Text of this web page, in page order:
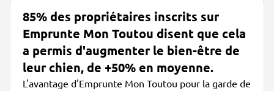
85% des propriétaires inscrits sur
Emprunte Mon Toutou disent que cela
a permis d'augmenter le bien-être de
leur chien, de +50% en moyenne.
L'avantage d'Emprunte Mon Toutou pour la garde de